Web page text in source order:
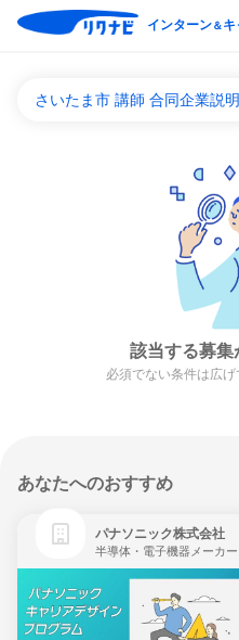
インターン＆キ
該当する募集
必須でない条件は広げ
あなたへのおすすめ
パナソニック株式会社
半導体・電子機器メーカー